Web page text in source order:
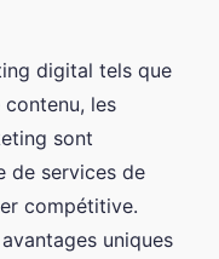
digital tels que
contenu, les
sont
de services de
compétitive.
uniques